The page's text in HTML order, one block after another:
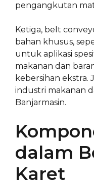
pengangkutan
Ketiga, belt
bahan khusus,
untuk aplikasi
makanan dan
kebersihan ekstra.
industri makanan
Banjarmasin.
dalam
Karet